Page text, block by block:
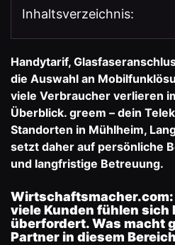
Inhaltsverzeichnis:
Handytarif,
die Auswahl an
viele Verbraucher verlieren
Überblick. greem – dein
Standorten in Mühlheim,
setzt daher auf persönliche
und langfristige Betreuung.
Wirtschaftsmacher.com:
viele Kunden fühlen sich
überfordert. Was macht
Partner in diesem